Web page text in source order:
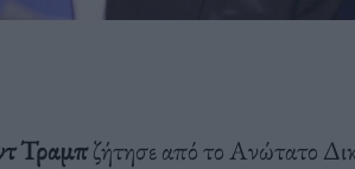
Τραμπζήτησε από το Ανώτατο